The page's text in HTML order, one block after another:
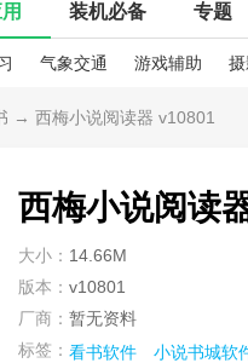
装机必备 专题
气象交通 游戏辅助
→ 西梅小说阅读器 v10801
西梅小说阅读
大小： 14.66M
版本： v10801
厂商： 暂无资料
标签： 看书软件 小说书城软